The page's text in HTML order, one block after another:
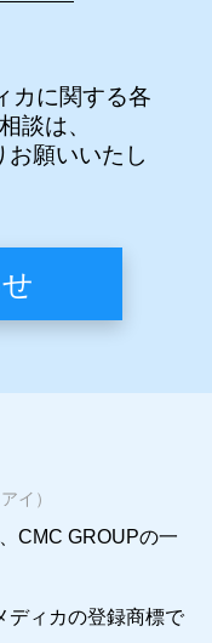
カに関する各
談は、
お願いいたし
イ）
CMC GROUPの一
ディカの登録商標で